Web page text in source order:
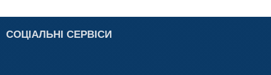
СОЦІАЛЬНІ СЕРВІСИ